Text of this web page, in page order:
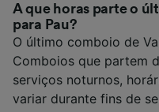
A que horas parte o
para Pau?
O último comboio de
Comboios que partem
serviços noturnos,
variar durante fins de